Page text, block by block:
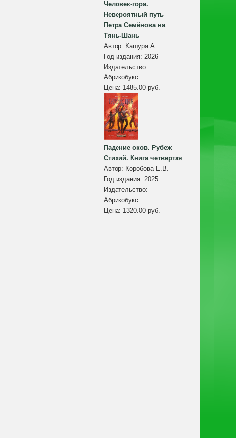
Человек-гора.
Невероятный путь
Петра Семёнова на
Тянь-Шань
Автор: Кашура А.
Год издания: 2026
Издательство:
Абрикобукс
Цена: 1485.00 руб.
Падение оков. Рубеж
Стихий. Книга четвертая
Автор: Коробова Е.В.
Год издания: 2025
Издательство:
Абрикобукс
Цена: 1320.00 руб.